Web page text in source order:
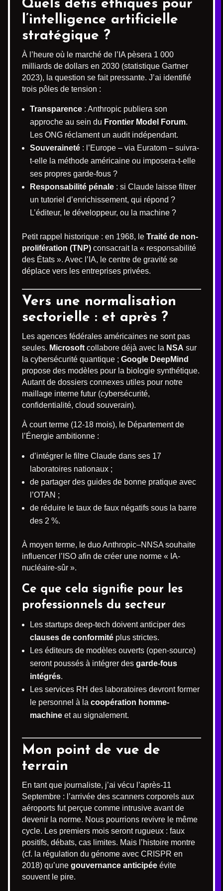
Quels défis éthiques pour
l’intelligence artificielle
stratégique ?
À l’heure où le marché de l’IA pèsera 1 000
milliards de dollars en 2030 (statistique Gartner
2023), la question se fait pressante. J’ai identifié
trois pôles de tension :
Transparence : Anthropic publiera son
approche au sein du Frontier Model Forum.
Les ONG réclament un audit indépendant.
Souveraineté : l’Europe – via Euratom – suivra-
t-elle la méthode américaine ou imposera-t-elle
ses propres garde-fous ?
Responsabilité pénale : si Claude laisse filtrer
un tutoriel d’enrichissement, qui répond ?
L’éditeur, le développeur, ou la machine ?
Petit rappel historique : en 1968, le Traité de non-
prolifération (TNP) consacrait la « responsabilité
des États ». Avec l’IA, le centre de gravité se
déplace vers les entreprises privées.
Vers une normalisation
sectorielle : et après ?
Les agences fédérales américaines ne sont pas
seules. Microsoft collabore déjà avec la NSA sur
la cybersécurité quantique ; Google DeepMind
propose des modèles pour la biologie synthétique.
Autant de dossiers connexes utiles pour notre
maillage interne futur (cybersécurité,
confidentialité, cloud souverain).
À court terme (12-18 mois), le Département de
l’Énergie ambitionne :
d’intégrer le filtre Claude dans ses 17
laboratoires nationaux ;
de partager des guides de bonne pratique avec
l’OTAN ;
de réduire le taux de faux négatifs sous la barre
des 2 %.
À moyen terme, le duo Anthropic–NNSA souhaite
influencer l’ISO afin de créer une norme « IA-
nucléaire-sûr ».
Ce que cela signifie pour les
professionnels du secteur
Les startups deep-tech doivent anticiper des
clauses de conformité plus strictes.
Les éditeurs de modèles ouverts (open-source)
seront poussés à intégrer des garde-fous
intégrés.
Les services RH des laboratoires devront former
le personnel à la coopération homme-
machine et au signalement.
Mon point de vue de
terrain
En tant que journaliste, j’ai vécu l’après-11
Septembre : l’arrivée des scanners corporels aux
aéroports fut perçue comme intrusive avant de
devenir la norme. Nous pourrions revivre le même
cycle. Les premiers mois seront rugueux : faux
positifs, débats, cas limites. Mais l’histoire montre
(cf. la régulation du génome avec CRISPR en
2018) qu’une gouvernance anticipée évite
souvent le pire.